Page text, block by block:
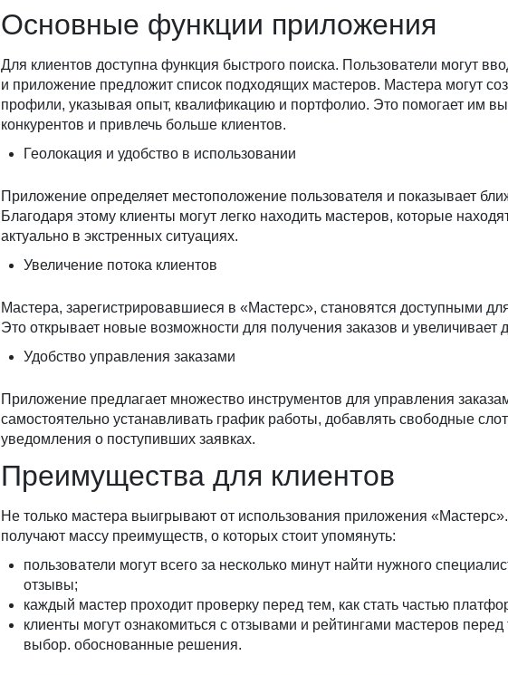
Основные функции приложения
Для клиентов доступна функция быстрого поиска. Пользователи могут
и приложение предложит список подходящих мастеров. Мастера могут
профили, указывая опыт, квалификацию и портфолио. Это помогает им
конкурентов и привлечь больше клиентов.
Геолокация и удобство в использовании
Приложение определяет местоположение пользователя и показывает
Благодаря этому клиенты могут легко находить мастеров, которые
актуально в экстренных ситуациях.
Увеличение потока клиентов
Мастера, зарегистрировавшиеся в «Мастерс», становятся доступными
Это открывает новые возможности для получения заказов и увеличивает
Удобство управления заказами
Приложение предлагает множество инструментов для управления
самостоятельно устанавливать график работы, добавлять свободные
уведомления о поступивших заявках.
Преимущества для клиентов
Не только мастера выигрывают от использования приложения
получают массу преимуществ, о которых стоит упомянуть:
пользователи могут всего за несколько минут найти нужного
отзывы;
каждый мастер проходит проверку перед тем, как стать частью
клиенты могут ознакомиться с отзывами и рейтингами мастеров перед
выбор. обоснованные решения.